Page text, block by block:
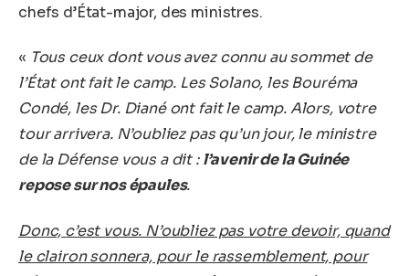
chefs d’État-major, des ministres.
« Tous ceux dont vous avez connu au sommet de
l’État ont fait le camp. Les Solano, les Bouréma
Condé, les Dr. Diané ont fait le camp. Alors, votre
tour arrivera. N’oubliez pas qu’un jour, le ministre
de la Défense vous a dit :l’avenir de la Guinée
repose sur nos épaules.
Donc, c’est vous. N’oubliez pas votre devoir, quand
le clairon sonnera, pour le rassemblement, pour